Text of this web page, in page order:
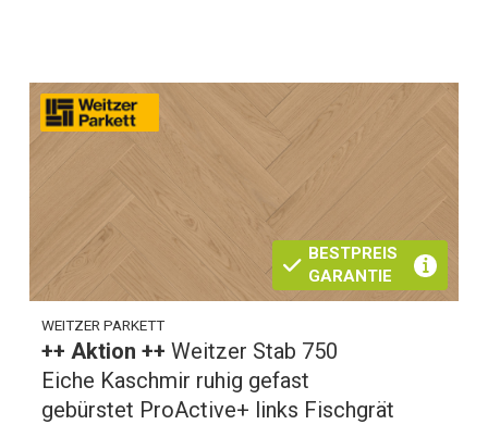
BESTPREIS
GARANTIE
WEITZER PARKETT
++ Aktion ++Weitzer Stab 750
Eiche Kaschmir ruhig gefast
gebürstet ProActive+ links Fischgrät